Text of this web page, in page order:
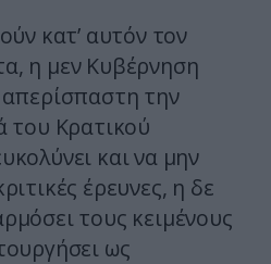
κατ’ αυτόν τον
η μεν Κυβέρνηση
απερίσπαστη την
του Κρατικού
και να μην
έρευνες, η δε
τους κειμένους
ως